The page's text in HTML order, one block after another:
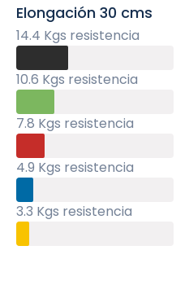
Elongación 30 cms
14.4 Kgs resistencia
10.6 Kgs resistencia
7.8 Kgs resistencia
4.9 Kgs resistencia
3.3 Kgs resistencia